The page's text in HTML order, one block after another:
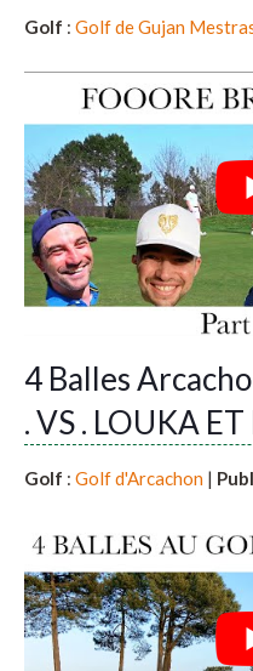
Golf : Golf de Gujan
4 Balles
. VS . LOUKA
Golf : Golf d'Arcachon |